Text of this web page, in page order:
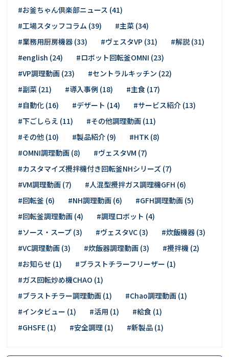
#お釜ちゃん倶楽部ニュース (41)
#工場スタッフコラム (39)
#主菜 (34)
#業務用厨房機器 (33)
#ヴェスタVP (31)
#解説 (31)
#english (24)
#ロボット回転釜OMNI (23)
#VP調理動画 (23)
#セントラルキッチン (22)
#副菜 (21)
#導入事例 (18)
#主食 (17)
#自動化 (16)
#デザート (14)
#サービス紹介 (13)
#下ごしらえ (11)
#その他調理動画 (11)
#その他 (10)
#製品紹介 (9)
#HTK (8)
#OMNI調理動画 (8)
#ヴェスタVM (7)
#カスタマイズ攪拌機付き回転釜NHシリーズ (7)
#VM調理動画 (7)
#人混型攪拌ガス調理機GFH (6)
#回転釜 (6)
#NH調理動画 (6)
#GFH調理動画 (5)
#回転釜調理動画 (4)
#調理ロボット (4)
#ソース・スープ (3)
#ヴェスタVC (3)
#炊飯機器 (3)
#VC調理動画 (3)
#炊飯器調理動画 (3)
#攪拌機 (2)
#お知らせ (1)
#ブラストチラーフリーザー (1)
#ガス回転炒め機CHAO (1)
#ブラストチラー調理動画 (1)
#Chao調理動画 (1)
#インタビュー (1)
#活用 (1)
#給食 (1)
#GHSFE (1)
#安全調理 (1) #新製品 (1)